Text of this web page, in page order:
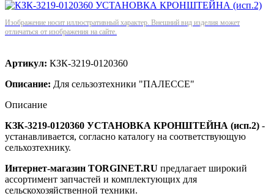
Изображение носит иллюстративный характер. Внешний вид изделия может
отличаться от изображения на сайте.
Артикул: КЗК-3219-0120360
Описание: Для сельзозтехники "ПАЛЕССЕ"
Описание
КЗК-3219-0120360 УСТАНОВКА КРОНШТЕЙНА (исп.2) -
устанавливается, согласно каталогу на соответствующую
сельхозтехнику.
Интернет-магазин TORGINET.RU предлагает широкий
ассортимент запчастей и комплектующих для
сельскохозяйственной техники.